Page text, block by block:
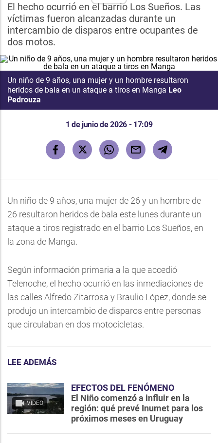
El hecho ocurrió en el barrio Los Sueños. Las
víctimas fueron alcanzadas durante un
intercambio de disparos entre ocupantes de
dos motos.
Un niño de 9 años, una mujer y un hombre resultaron
heridos de bala en un ataque a tiros en Manga Leo
Pedrouza
1 de junio de 2026 - 17:09
Un niño de 9 años, una mujer de 26 y un hombre de
26 resultaron heridos de bala este lunes durante un
ataque a tiros registrado en el barrio Los Sueños, en
la zona de Manga.
Según información primaria a la que accedió
Telenoche, el hecho ocurrió en las inmediaciones de
las calles Alfredo Zitarrosa y Braulio López, donde se
produjo un intercambio de disparos entre personas
que circulaban en dos motocicletas.
LEE ADEMÁS
VIDEO
EFECTOS DEL FENÓMENO
El Niño comenzó a influir en la
región: qué prevé Inumet para los
próximos meses en Uruguay